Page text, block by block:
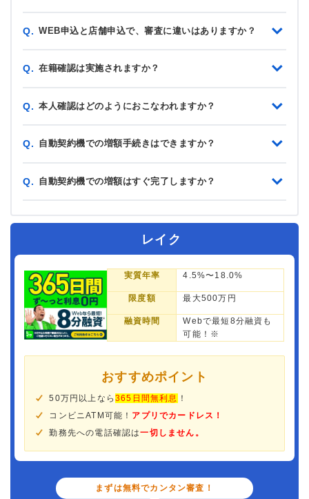
Q. WEB申込と店舗申込で、審査に違いはありますか？
Q. 在籍確認は実施されますか？
Q. 本人確認はどのようにおこなわれますか？
Q. 自動契約機での増額手続きはできますか？
Q. 自動契約機での増額はすぐ完了しますか？
レイク
実質年率 4.5%〜18.0%
限度額 最大500万円
融資時間
Webで最短8分融資も
可能！※
おすすめポイント
50万円以上なら365日間無利息
！
コンビニATM可能！ アプリでカードレス！
勤務先への電話確認は一切しません。
まずは無料でカンタン審査！